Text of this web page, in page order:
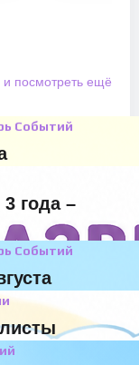
и посмотреть ещё
Событий
года –
Событий